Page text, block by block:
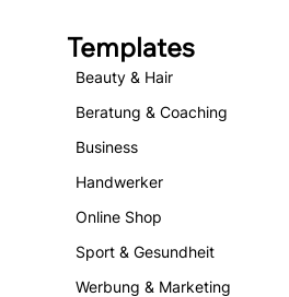
Templates
Beauty & Hair
Beratung & Coaching
Business
Handwerker
Online Shop
Sport & Gesundheit
Werbung & Marketing